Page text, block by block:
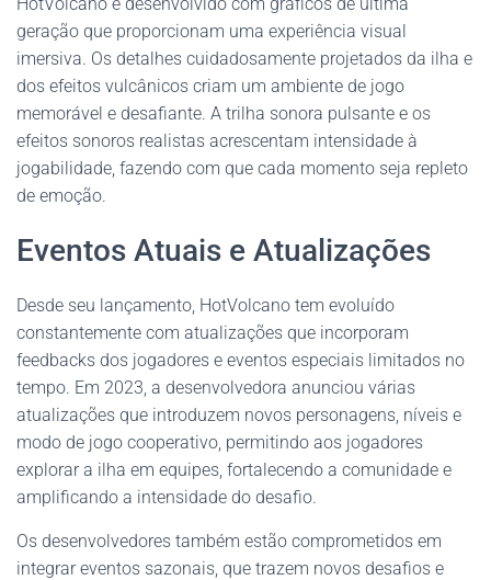
geração que proporcionam uma experiência visual
imersiva. Os detalhes cuidadosamente projetados da ilha e
dos efeitos vulcânicos criam um ambiente de jogo
memorável e desafiante. A trilha sonora pulsante e os
efeitos sonoros realistas acrescentam intensidade à
jogabilidade, fazendo com que cada momento seja repleto
de emoção.
Eventos Atuais e Atualizações
Desde seu lançamento, HotVolcano tem evoluído
constantemente com atualizações que incorporam
feedbacks dos jogadores e eventos especiais limitados no
tempo. Em 2023, a desenvolvedora anunciou várias
atualizações que introduzem novos personagens, níveis e
modo de jogo cooperativo, permitindo aos jogadores
explorar a ilha em equipes, fortalecendo a comunidade e
amplificando a intensidade do desafio.
Os desenvolvedores também estão comprometidos em
integrar eventos sazonais, que trazem novos desafios e